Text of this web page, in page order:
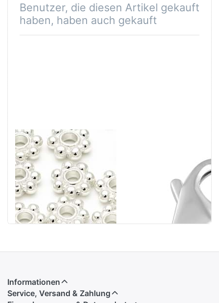
Benutzer, die diesen Artikel gekauft
haben, haben auch gekauft
Daisy-Flower
glanz, Silber
925
Informationen
Service, Versand & Zahlung